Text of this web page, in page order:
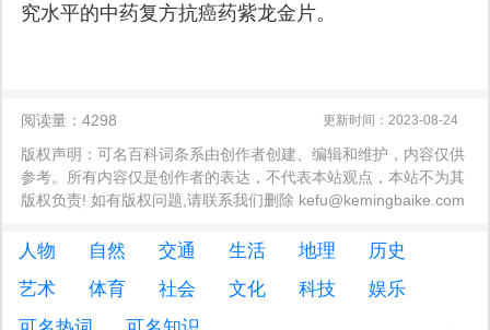
究水平的中药复方抗癌药紫龙金片。
阅读量：4298 更新时间：2023-08-24
版权声明：可名百科词条系由创作者创建、编辑和维护，内容仅供
参考。所有内容仅是创作者的表达，不代表本站观点，本站不为其
版权负责! 如有版权问题,请联系我们删除 kefu@kemingbaike.com
人物 自然 交通 生活 地理
历史
艺术
体育 社会 文化 科技
娱乐